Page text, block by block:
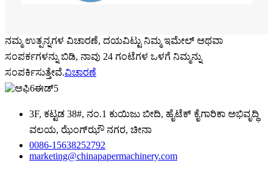
ನಮ್ಮ ಉತ್ಪನ್ನಗಳ ವಿಚಾರಣೆ, ದಯವಿಟ್ಟು ನಿಮ್ಮ ಇಮೇಲ್ ಅಥವಾ
ಸಂಪರ್ಕಗಳನ್ನು ಬಿಡಿ, ನಾವು 24 ಗಂಟೆಗಳ ಒಳಗೆ ನಿಮ್ಮನ್ನು
ಸಂಪರ್ಕಿಸುತ್ತೇವೆ.ವಿಚಾರಣೆ
3F, ಕಟ್ಟಡ 38#, ನಂ.1 ಕುಯಿಜು ಬೀದಿ, ಹೈಟೆಕ್ ಕೈಗಾರಿಕಾ ಅಭಿವೃದ್ಧಿ
ವಲಯ, ಝೆಂಗ್‌ಝೌ ನಗರ, ಚೀನಾ
0086-15638252792
marketing@chinapapermachinery.com